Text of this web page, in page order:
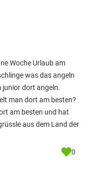
Woche Urlaub am
was das angeln
junior dort angeln.
man dort am besten?
am besten und hat
aus dem Land der
0